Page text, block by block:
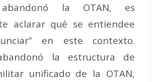
abandonó la OTAN, es
aclarar qué se entiendee
en este contexto.
la estructura de
unificado de la OTAN,